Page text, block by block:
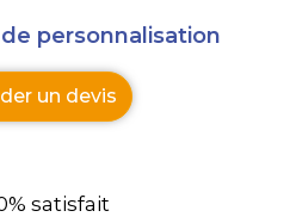
personnalisation
un devis
satisfait